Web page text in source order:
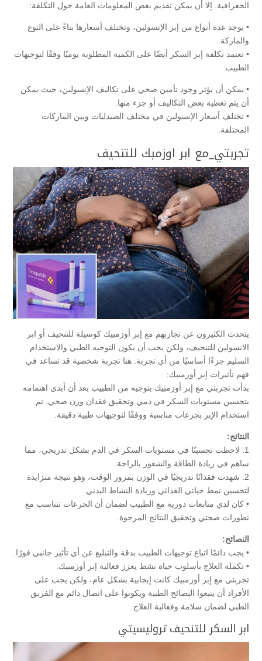
الجغرافية. إلا أن يمكن تقديم بعض المعلومات العامة حول التكلفة:
• يوجد عدة أنواع من إبر الإنسولين، وتختلف أسعارها بناءً على النوع
والماركة.
• تعتمد تكلفة إبر السكر أيضًا على الكمية المطلوبة يوميًا وفقًا لتوجيهات
الطبيب.
• يمكن أن يؤثر وجود تأمين صحي على تكاليف الإنسولين، حيث يمكن
أن يتم تغطية بعض التكاليف أو جزء منها.
• تختلف أسعار الإنسولين في مختلف الصيدليات وبين الماركات
المختلفة.
تجربتي_مع ابر اوزمبك للتنحيف
يتحدث الكثيرون عن تجاربهم مع إبر أوزمبيك كوسيلة للتنحيف أو ابر
الانسولين للتنحيف، ولكن يجب أن يكون التوجيه الطبي والاستخدام
السليم جزءًا أساسيًا من أي تجربة. هنا تجربة شخصية قد تساعد في
فهم تأثيرات إبر أوزمبيك:
بدأت تجربتي مع إبر أوزمبيك بتوجيه من الطبيب بعد أن أبدى اهتمامه
بتحسين مستويات السكر في دمي وتحقيق فقدان وزن صحي. تم
استخدام الإبر بجرعات مناسبة ووفقًا لتوجيهات طبية دقيقة.
النتائج:
1. لاحظت تحسينًا في مستويات السكر في الدم بشكل تدريجي، مما
ساهم في زيادة الطاقة والشعور بالراحة.
2. شهدت فقدانًا تدريجيًا في الوزن بمرور الوقت، وهو نتيجة متزايدة
لتحسين نمط حياتي الغذائي وزيادة النشاط البدني.
• كان لدي متابعات دورية مع الطبيب لضمان أن الجرعات تتناسب مع
تطورات صحتي وتحقيق النتائج المرجوة.
النصائح:
• يجب دائمًا اتباع توجيهات الطبيب بدقة والتبليغ عن أي تأثير جانبي فورًا.
• تكملة العلاج بأسلوب حياة نشط يعزز فعالية إبر أوزمبيك.
تجربتي مع إبر أوزمبيك كانت إيجابية بشكل عام، ولكن يجب على
الأفراد أن يتبعوا النصائح الطبية ويكونوا على اتصال دائم مع الفريق
الطبي لضمان سلامة وفعالية العلاج.
ابر السكر للتنحيف تروليسيتي